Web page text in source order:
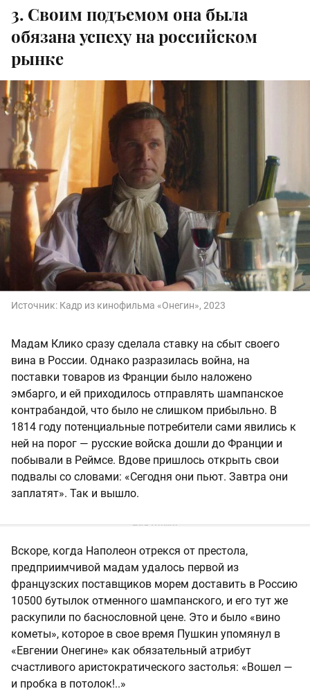
3. Своим подъемом она была
обязана успеху на российском
рынке
Источник: Кадр из кинофильма «Онегин», 2023
Мадам Клико сразу сделала ставку на сбыт своего
вина в России. Однако разразилась война, на
поставки товаров из Франции было наложено
эмбарго, и ей приходилось отправлять шампанское
контрабандой, что было не слишком прибыльно. В
1814 году потенциальные потребители сами явились к
ней на порог — русские войска дошли до Франции и
побывали в Реймсе. Вдове пришлось открыть свои
подвалы со словами: «Сегодня они пьют. Завтра они
заплатят». Так и вышло.
Вскоре, когда Наполеон отрекся от престола,
предприимчивой мадам удалось первой из
французских поставщиков морем доставить в Россию
10500 бутылок отменного шампанского, и его тут же
раскупили по баснословной цене. Это и было «вино
кометы», которое в свое время Пушкин упомянул в
«Евгении Онегине» как обязательный атрибут
счастливого аристократического застолья: «Вошел —
и пробка в потолок!..»